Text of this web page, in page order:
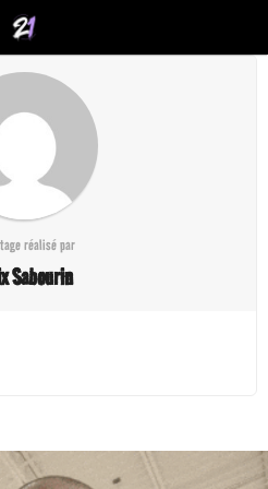
réalisé par
Sabourin